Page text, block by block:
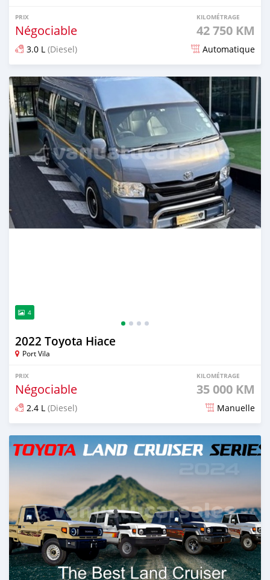
PRIX
Négociable
KILOMÉTRAGE
42 750 KM
3.0 L (Diesel) Automatique
Publié il y a environ 2 ans
4
2022 Toyota Hiace
Port Vila
PRIX
Négociable
KILOMÉTRAGE
35 000 KM
2.4 L (Diesel) Manuelle
Publié il y a environ 2 ans